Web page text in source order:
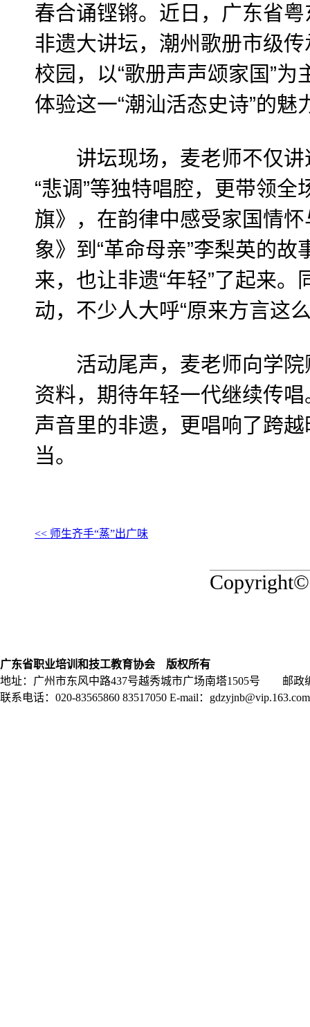
春合诵铿锵。近日，广东省
非遗大讲坛，潮州歌册市级
校园，以“歌册声声颂家国”
体验这一“潮汕活态史诗”的魅
讲坛现场，麦老师不仅讲
“悲调”等独特唱腔，更带领
旗》，在韵律中感受家国情
象》到“革命母亲”李梨英的故
来，也让非遗“年轻”了起来
动，不少人大呼“原来方言这
活动尾声，麦老师向学院
资料，期待年轻一代继续传
声音里的非遗，更唱响了跨
当。
<< 师生齐手“蒸”出广味
广东省职业培训和技工教育协会 版权所有
地址：广州市东风中路437号越秀城市广场南塔1505号 邮政
联系电话：020-83565860 83517050 E-mail：gdzyjnb@vip.163.com